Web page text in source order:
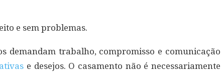
e sem problemas.
demandam trabalho, compromisso e comunicação
e desejos. O casamento não é necessariamente